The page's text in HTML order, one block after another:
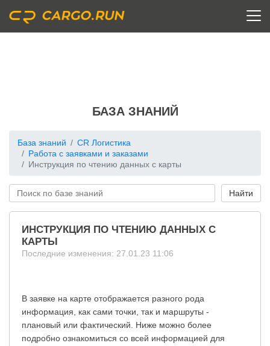
БАЗА ЗНАНИЙ
База знаний
CR Логистика
Работа с заявками и заказами
Инструкция по чтению данных с карты
ИНСТРУКЦИЯ ПО ЧТЕНИЮ ДАННЫХ С
КАРТЫ
Последние изменения: 27.01.23 11:06
В заявке на карте отображается разного рода
информация, как сами точки, так и маршруты -
плановый или фактический. Ниже можно более
подробно ознакомиться со всей информацией для